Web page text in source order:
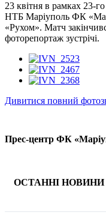
23 квітня в рамках 23-
НТБ Маріуполь ФК
«Рухом». Матч
фоторепортаж зустрічі.
Дивитися повний
Прес-центр ФК
ОСТАННІ НОВИНИ